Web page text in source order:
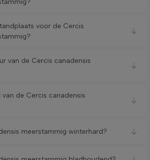
voor de Cercis
van de Cercis canadensis
de Cercis canadensis
meerstammig winterhard?